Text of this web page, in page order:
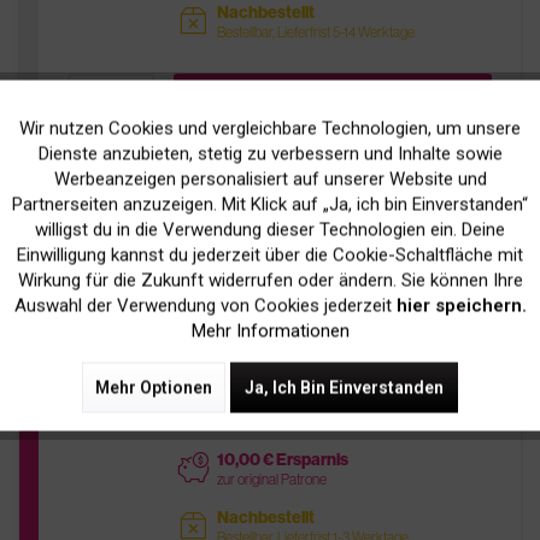
sold Nachbestellt
Bestellbar, Lieferfrist 5-14 Werktage
Kompatibel zu Epson C13T07934010 /
T0793 Tinte Magenta
7,90 € * Tipp
Bis zu685 Seitenbei 5% Deckung
price 10,00 € Ersparnis
zur original Patrone
sold Nachbestellt
Bestellbar, Lieferfrist 1-3 Werktage
Funktionale Aktiv
Marketing Inaktiv
Tracking Inaktiv
Wir nutzen Cookies und vergleichbare Technologien, um unsere
Dienste anzubieten, stetig zu verbessern und Inhalte sowie
Werbeanzeigen personalisiert auf unserer Website und
Partnerseiten anzuzeigen. Mit Klick auf „Ja, ich bin Einverstanden“
willigst du in die Verwendung dieser Technologien ein. Deine
Einwilligung kannst du jederzeit über die Cookie-Schaltfläche mit
Wirkung für die Zukunft widerrufen oder ändern. Sie können Ihre
Auswahl der Verwendung von Cookies jederzeit hier speichern.
Mehr Informationen
Mehr Optionen Ja, Ich Bin Einverstanden